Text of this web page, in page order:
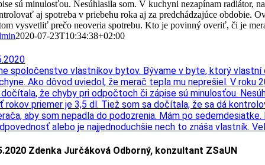
sú minulosťou. Nesúhlasila som. V kuchyni nezapínam radiátor,
aj spotreba v priebehu roka aj za predchádzajúce obdobie.
vysvetliť prečo neoveria spotrebu. Kto je povinný overiť, či je
2020-07-23T10:34:38+02:00
spoločenstvo vlastníkov bytov. Bývame v byte, ktorý vlastní
Ako dôvod uviedol, že merač tepla mu neprešiel. V
že chyby pri odpočtoch či zápise sú minulosťou.
rokov priemer je 3,5 dl. Tiež som sa dočítala, že sa dá
aby som nepadla do podozrenia. Mám po
alebo je najjednoduchšie nech to znáša vlastník.
Zdenka Jurčáková Odborný, konzultant ZSaUN